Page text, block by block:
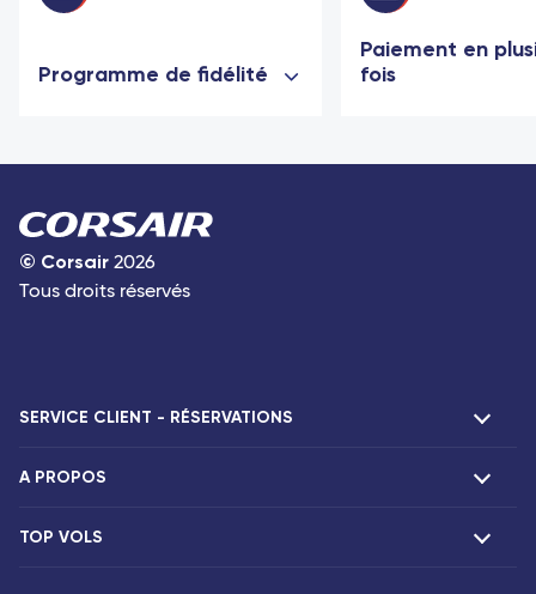
Programme de fidélité
Paiement en
fois
© Corsair 2026
Tous droits réservés
SERVICE CLIENT - RÉSERVATIONS
F.A.Q et contacts
A PROPOS
Présentation
TOP VOLS